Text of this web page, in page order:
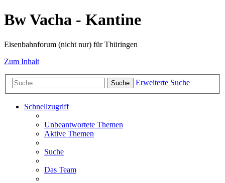
Bw Vacha - Kantine
Eisenbahnforum (nicht nur) für Thüringen
Zum Inhalt
Suche Erweiterte Suche
Schnellzugriff
Unbeantwortete Themen
Aktive Themen
Suche
Das Team